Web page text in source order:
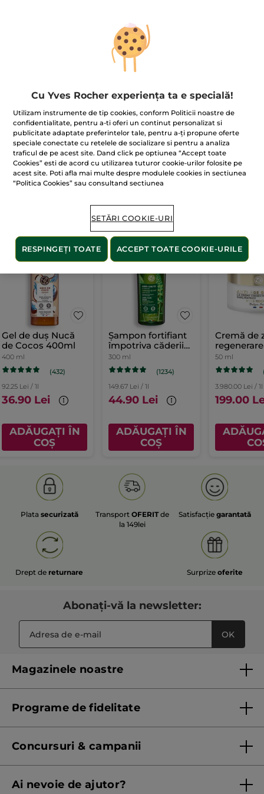
Ups!
Pagina nu poate fi afișată.
Se pare că această paginănu mai existăsau că
linkul este incorect.
Produsele noastre
BESTSELLER
Gel de duș Nucă
de Cocos 400ml
400 ml
(432)
92.25 Lei / 1l
36.90 Lei
ADĂUGAȚI ÎN
COȘ
BESTSELLER
Șampon fortifiant
împotriva căderii
părului cu Lupin
Alb
300 ml
(1234)
149.67 Lei / 1l
44.90 Lei
ADĂUGAȚI ÎN
COȘ
BESTSELLER
Cremă de
celulară a
Cutie 50
50 ml
3.980.00 Lei / 1l
199.00
Plata securizată Transport OFERITde
la 149lei
Satisfacțiegarantată
Drept de returnare Surprize oferite
Abonați-vă la newsletter:
OK
Magazinele noastre
Programe de fidelitate
Concursuri & campanii
Listă prețuri standard
Ai nevoie de ajutor?
Cu Yves Rocher experiența ta e specială!
Utilizam instrumente de tip cookies, conform Politicii noastre de
confidentialitate, pentru a-ti oferi un continut personalizat si
publicitate adaptate preferintelor tale, pentru a-ți propune oferte
speciale conectate cu retelele de socializare si pentru a analiza
traficul de pe acest site. Dand click pe optiunea “Accept toate
Cookies” esti de acord cu utilizarea tuturor cookie-urilor folosite pe
acest site. Poti afla mai multe despre modulele cookies in sectiunea
“Politica Cookies” sau consultand sectiunea
SETĂRI COOKIE-URI
RESPINGEȚI TOATE ACCEPT TOATE COOKIE-URILE